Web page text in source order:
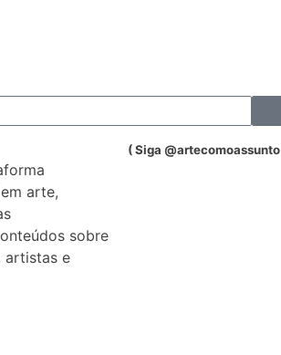
arte,
sobre
artistas e
( Siga @artecomoassunto